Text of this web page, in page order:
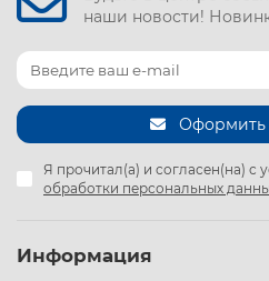
наши новости!
Оформить
Я прочитал(а) и согласен(на) с
обработки персональных
Информация